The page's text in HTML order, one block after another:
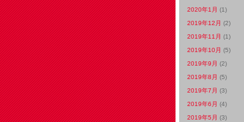
2020年1月 (1)
2019年12月 (2)
2019年11月 (1)
2019年10月 (5)
2019年9月 (2)
2019年8月 (5)
2019年7月 (3)
2019年6月 (4)
2019年5月 (3)